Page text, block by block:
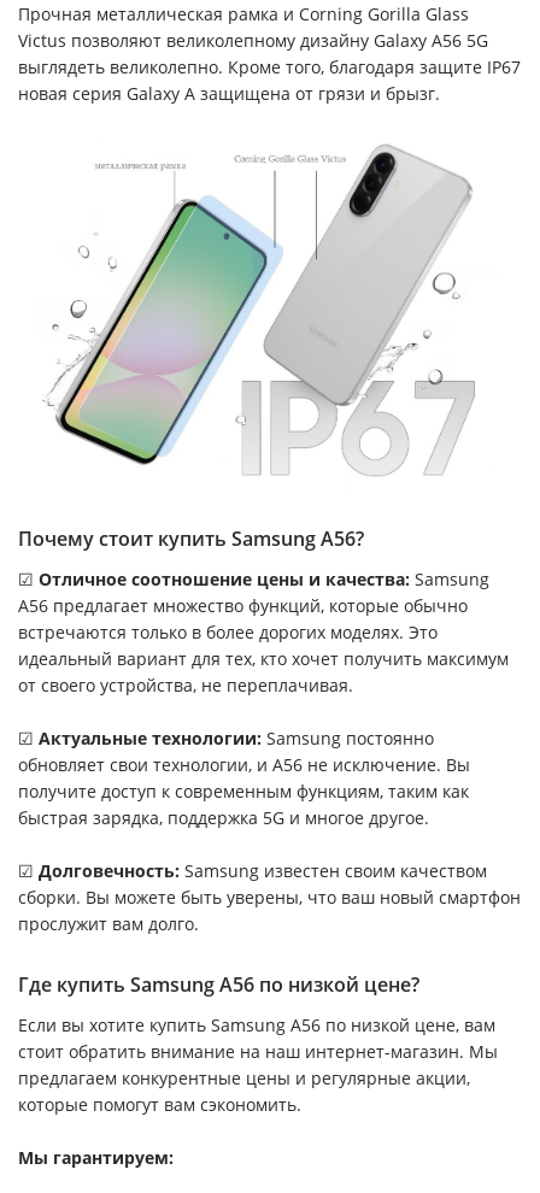
Прочная металлическая рамка и Corning Gorilla Glass
Victus позволяют великолепному дизайну Galaxy A56 5G
выглядеть великолепно. Кроме того, благодаря защите IP67
новая серия Galaxy A защищена от грязи и брызг.
Почему стоит купить Samsung A56?
☑ Отличное соотношение цены и качества: Samsung
A56 предлагает множество функций, которые обычно
встречаются только в более дорогих моделях. Это
идеальный вариант для тех, кто хочет получить максимум
от своего устройства, не переплачивая.
☑ Актуальные технологии: Samsung постоянно
обновляет свои технологии, и A56 не исключение. Вы
получите доступ к современным функциям, таким как
быстрая зарядка, поддержка 5G и многое другое.
☑ Долговечность: Samsung известен своим качеством
сборки. Вы можете быть уверены, что ваш новый смартфон
прослужит вам долго.
Где купить Samsung A56 по низкой цене?
Если вы хотите купить Samsung A56 по низкой цене, вам
стоит обратить внимание на наш интернет-магазин. Мы
предлагаем конкурентные цены и регулярные акции,
которые помогут вам сэкономить.
Мы гарантируем: